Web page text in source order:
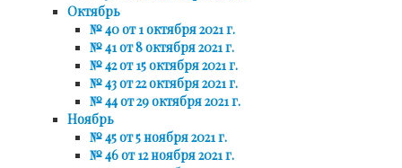
Октябрь
№ 40 от 1 октября 2021 г.
№ 41 от 8 октября 2021 г.
№ 42 от 15 октября 2021 г.
№ 43 от 22 октября 2021 г.
№ 44 от 29 октября 2021 г.
Ноябрь
№ 45 от 5 ноября 2021 г.
№ 46 от 12 ноября 2021 г.